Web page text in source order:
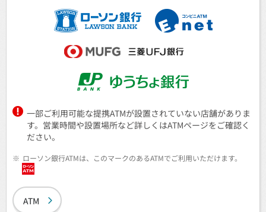
一部ご利用可能な提携ATMが設置されていない店舗がありま
す。営業時間や設置場所など詳しくはATMページをご確認く
ださい。
※ ローソン銀行ATMは、このマークのあるATMでご利用いただけます。
ATM